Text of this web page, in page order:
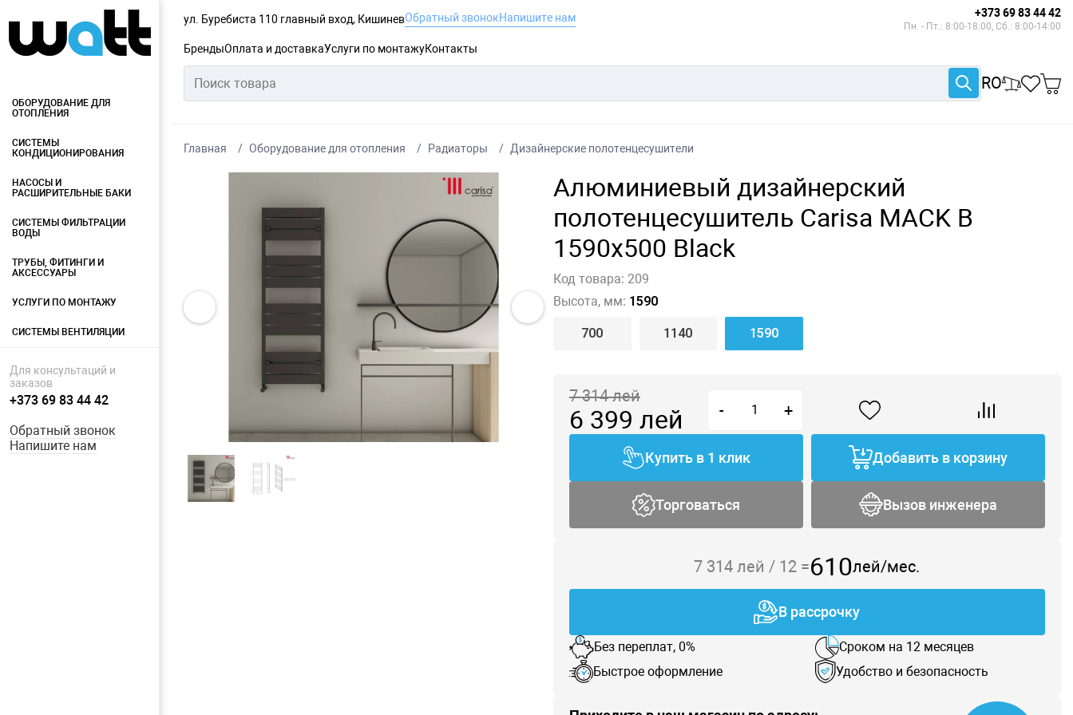
ул. Буребиста 110 главный вход, КишиневОбратный звонокНапишите нам +373 69 83 44 42
Пн. - Пт.: 8:00-18:00, Сб.: 8:00-14:00
БрендыОплата и доставкаУслуги по монтажуКонтакты
RO
ОБОРУДОВАНИЕ ДЛЯ
ОТОПЛЕНИЯ
СИСТЕМЫ
КОНДИЦИОНИРОВАНИЯ
НАСОСЫ И
РАСШИРИТЕЛЬНЫЕ БАКИ
СИСТЕМЫ ФИЛЬТРАЦИИ
ВОДЫ
ТРУБЫ, ФИТИНГИ И
АКСЕССУАРЫ
УСЛУГИ ПО МОНТАЖУ
СИСТЕМЫ ВЕНТИЛЯЦИИ
Для консультаций и
заказов
+373 69 83 44 42
Обратный звонок
Напишите нам
Главная Оборудование для отопления Радиаторы Дизайнерские полотенцесушители
Алюминиевый дизайнерский
полотенцесушитель Carisa MACK B
1590x500 Black
Код товара: 209
Высота, мм: 1590
700 1140 1590
7 314лей
6 399 лей - +
Купить в 1 клик Добавить в корзину
Торговаться Вызов инженера
7 314лей / 12 =610лей/мес.
В рассрочку
Без переплат, 0%
Сроком на 12 месяцев
Быстрое оформление
Удобство и безопасность